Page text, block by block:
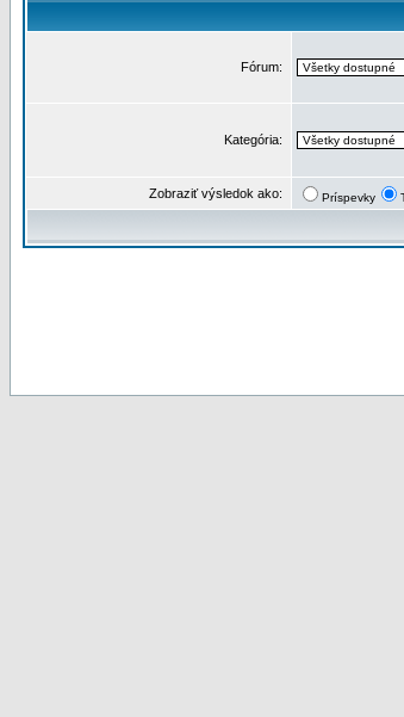
Fórum:
Kategória:
Zobraziť výsledok ako: Príspevky